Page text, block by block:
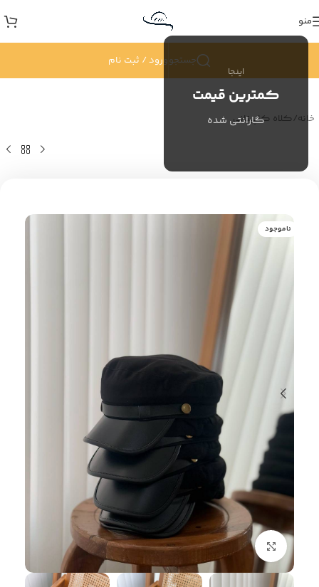
اینجا
کمترین قیمت
گارانتی شده
منو
جستجوورود / ثبت نام
خانه/کلاه کاپیتانی
ناموجود
بزرگنمایی تصویر